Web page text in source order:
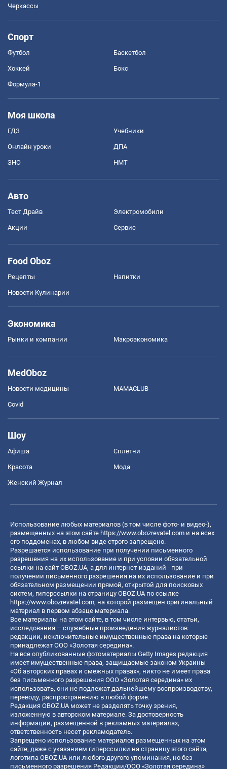
Черкассы
Спорт
Футбол Баскетбол
Хоккей Бокс
Формула-1
Моя школа
ГДЗ Учебники
Онлайн уроки ДПА
ЗНО НМТ
Авто
Тест Драйв Электромобили
Акции Сервис
Food Oboz
Рецепты Напитки
Новости Кулинарии
Экономика
Рынки и компании Mакроэкономика
MedOboz
Новости медицины MAMACLUB
Covid
Шоу
Афиша Сплетни
Красота Мода
Женский Журнал
Использование любых материалов (в том числе фото- и видео-),
размещенных на этом сайте https://www.obozrevatel.com и на всех
его поддоменах, в любом виде строго запрещено.
Разрешается использование при получении письменного
разрешения на их использование и при условии обязательной
ссылки на сайт OBOZ.UA, а для интернет-изданий - при
получении письменного разрешения на их использование и при
обязательном размещении прямой, открытой для поисковых
систем, гиперссылки на страницу OBOZ.UA по ссылке
https://www.obozrevatel.com, на которой размещен оригинальный
материал в первом абзаце материала.
Все материалы на этом сайте, в том числе интервью, статьи,
исследования – служебные произведения журналистов
редакции, исключительные имущественные права на которые
принадлежат ООО «Золотая середина».
На все опубликованные фотоматериалы Getty Images редакция
имеет имущественные права, защищаемые законом Украины
«Об авторских правах и смежных правах», никто не имеет права
без письменного разрешения ООО «Золотая середина» их
использовать, они не подлежат дальнейшему воспроизводству,
переводу, распространению в любой форме.
Редакция OBOZ.UA может не разделять точку зрения,
изложенную в авторском материале. За достоверность
информации, размещенной в рекламных материалах,
ответственность несет рекламодатель.
Запрещено использование материалов размещенных на этом
сайте, даже с указанием гиперссылки на страницу этого сайта,
логотипа OBOZ.UA или любого другого упоминания, но без
письменного разрешения Редакции/ООО «Золотая середина»